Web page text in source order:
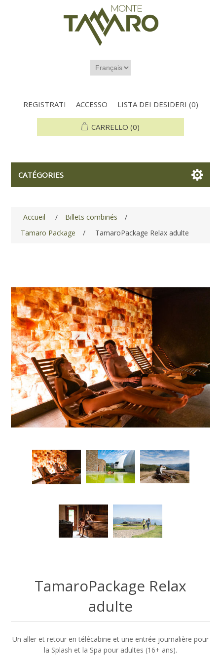
REGISTRATI ACCESSO LISTA DEI DESIDERI (0)
CARRELLO (0)
CATÉGORIES
Accueil / Billets combinés
/
Tamaro Package
/ TamaroPackage Relax adulte
TamaroPackage Relax
adulte
Un aller et retour en télécabine et une entrée journalière pour
la Splash et la Spa pour adultes (16+ ans).